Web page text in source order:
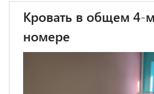
Кровать в общем 4-
номере